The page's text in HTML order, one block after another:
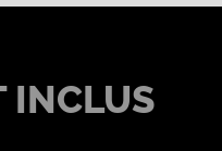
INCLUS